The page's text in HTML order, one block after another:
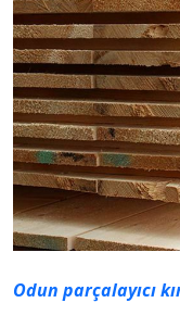
Odun parçalayıcı